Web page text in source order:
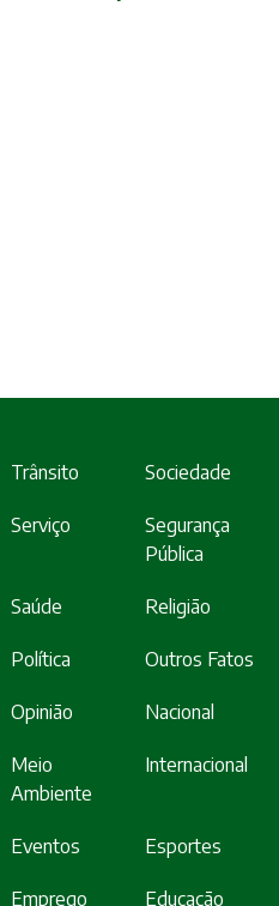
Trânsito Sociedade
Serviço
Segurança
Pública
Saúde Religião
Política Outros Fatos
Opinião Nacional
Meio
Ambiente
Internacional
Eventos Esportes
Emprego Educação